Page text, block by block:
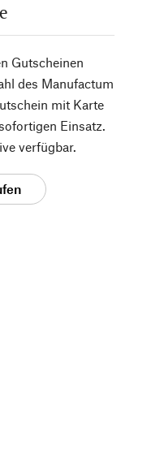
Gutscheinen
des Manufactum
mit Karte
Einsatz.
verfügbar.